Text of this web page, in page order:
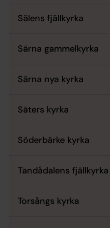
Sälens fjällkyrka
Särna gammelkyrka
Särna nya kyrka
Säters kyrka
Söderbärke kyrka
Tandådalens fjällkyrka
Torsångs kyrka